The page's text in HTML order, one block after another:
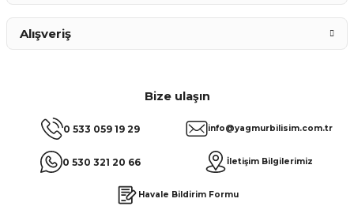
Bize ulaşın
0 533 059 19 29
0 530 321 20 66
info@yagmurbilisim.com.tr
İletişim Bilgilerimiz
Havale Bildirim Formu
Alışveriş